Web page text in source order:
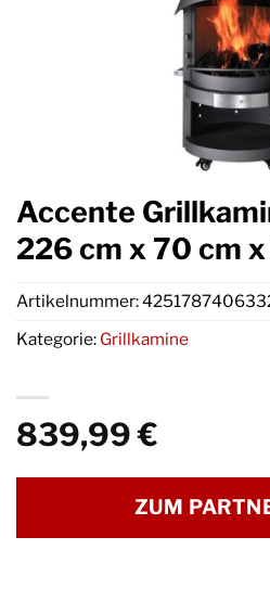
Accente
226 cm x 70 cm
839,99€
ZUM
Artikelnummer:
Kategorie: Grillkamine